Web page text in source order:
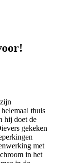
thuis
hij doet de
gekeken
met
in het